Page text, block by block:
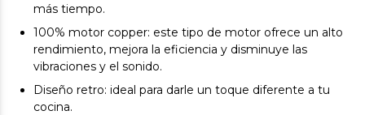
más tiempo.
100% motor copper: este tipo de motor ofrece un alto
rendimiento, mejora la eficiencia y disminuye las
vibraciones y el sonido.
Diseño retro: ideal para darle un toque diferente a tu
cocina.